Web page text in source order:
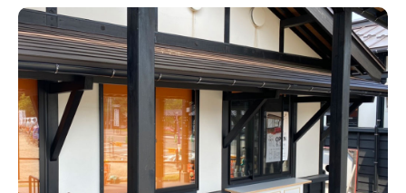
新潟市中央区 新潟市東区 新潟市西区
新潟市北区
新潟市南区
新潟市江南区 新潟市秋葉区
新潟市西蒲区
村上・関川
新発田・聖籠
胎内・粟島
三条・加茂・田上
五泉・阿賀野・阿賀
燕・弥彦
長岡・見附
小千谷・十日町・津南
魚沼・南魚沼・湯沢
柏崎・刈羽・出雲崎
上越・妙高・糸魚川
ご当地グルメ 食べ歩き テイクアウト
季節・期間限定
カフェ
居酒屋・バー 焼肉
パスタ
パン・ベーカリー
タレカツ・豚カツ
デカ盛り・大盛り
旨辛・激辛
定食・町定食 海鮮・鮨
そば・うどん
日本酒・新潟清酒
ワイン・クラフトビール
ケーキ・パフェ
ビアガーデン・暑気払い
セミナー・講演会 子ども向け 花火大会
入場無料
住宅展示場
完成見学会 学生スポーツ アルビレックス
観光スポット
温泉・入浴 ホテル 旅館
水族館
リラクゼーション・整体
スキー場
リユース・買取
病院・クリニック
イオンモール
ラブラ万代・ラブラ2
ビルボードプレイスBP
新潟伊勢丹
ピア万代
リバーサイド千秋
パティオPATIO
インテリア・雑貨
外食・テイクアウト
新車・中古車・カー用品
旅行・レジャー
家電・携帯電話
冠婚葬祭
習い事・塾 通販・EC イベント
求人
官公庁・自治体
新潟市 チラシ
長岡・見附 チラシ
上越・妙高・糸魚川 チラシ
注目 チラシ
週末セール
火曜セール
オープン・リニューアルセール
周年祭・感謝祭セール
年末・初売りセール